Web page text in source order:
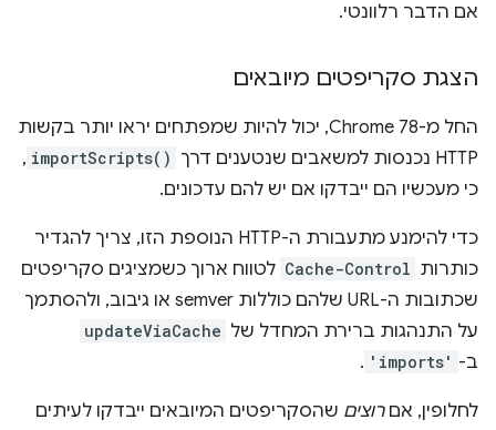
אם הדבר רלוונטי.
הצגת סקריפטים מיובאים
החל מ-Chrome 78, יכול להיות שמפתחים יראו יותר בקשות
HTTP נכנסות למשאבים שנטענים דרך
importScripts()
,
כי מעכשיו הם ייבדקו אם יש להם עדכונים.
כדי להימנע מתעבורת ה-HTTP הנוספת הזו, צריך להגדיר
כותרות Cache-Control לטווח ארוך כשמציגים סקריפטים
שכתובות ה-URL שלהם כוללות semver או גיבוב, ולהסתמך
על התנהגות ברירת המחדל של updateViaCache
ב- 'imports'
.
לחלופין, אםרוצים שהסקריפטים המיובאים ייבדקו לעיתים